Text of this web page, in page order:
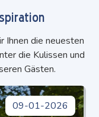
Ihnen die neuesten
die Kulissen und
Gästen.
09-01-2026